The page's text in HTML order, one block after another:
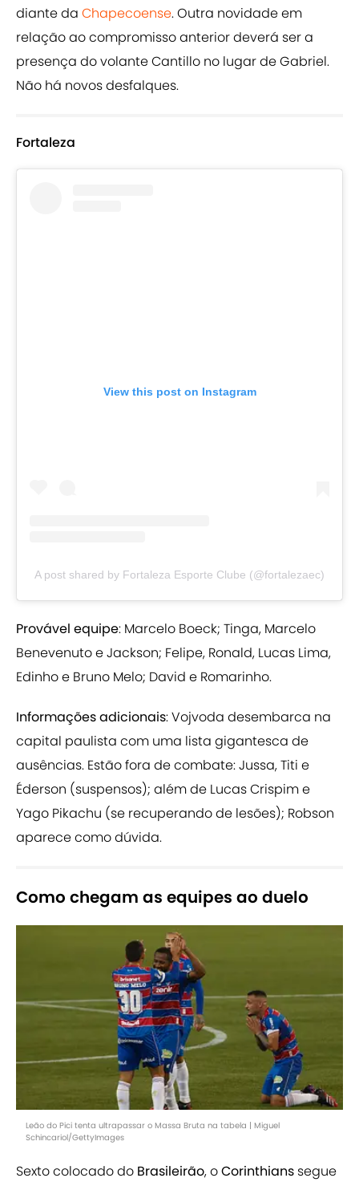
diante da Chapecoense. Outra novidade em
relação ao compromisso anterior deverá ser a
presença do volante Cantillo no lugar de Gabriel.
Não há novos desfalques.
Fortaleza
View this post on Instagram
A post shared by Fortaleza Esporte Clube (@fortalezaec)
Provável equipe: Marcelo Boeck; Tinga, Marcelo
Benevenuto e Jackson; Felipe, Ronald, Lucas Lima,
Edinho e Bruno Melo; David e Romarinho.
Informações adicionais: Vojvoda desembarca na
capital paulista com uma lista gigantesca de
ausências. Estão fora de combate: Jussa, Titi e
Éderson (suspensos); além de Lucas Crispim e
Yago Pikachu (se recuperando de lesões); Robson
aparece como dúvida.
Como chegam as equipes ao duelo
Leão do Pici tenta ultrapassar o Massa Bruta na tabela | Miguel
Schincariol/GettyImages
Sexto colocado do Brasileirão, oCorinthians segue